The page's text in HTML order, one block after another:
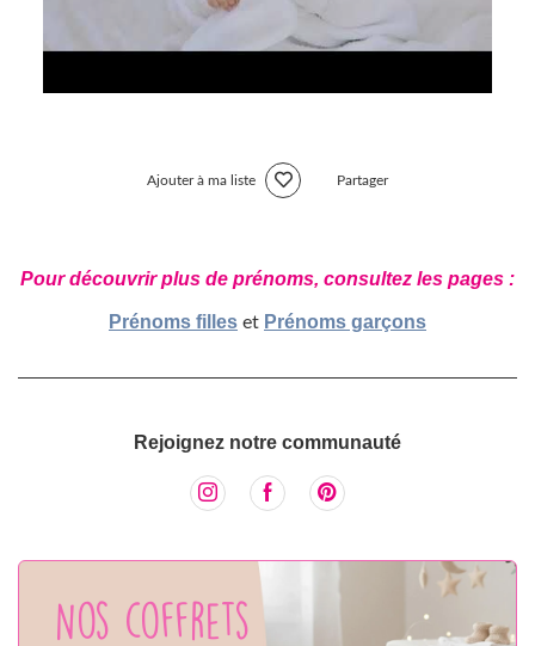
Ajouter à ma liste Partager
Pour découvrir plus de prénoms, consultez les pages :
Prénoms filles et Prénoms garçons
Rejoignez notre communauté
Nos coffrets